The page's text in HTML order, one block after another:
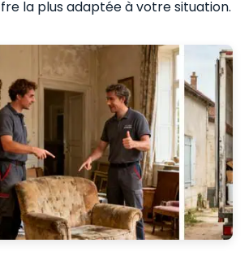
la plus adaptée à votre situation.